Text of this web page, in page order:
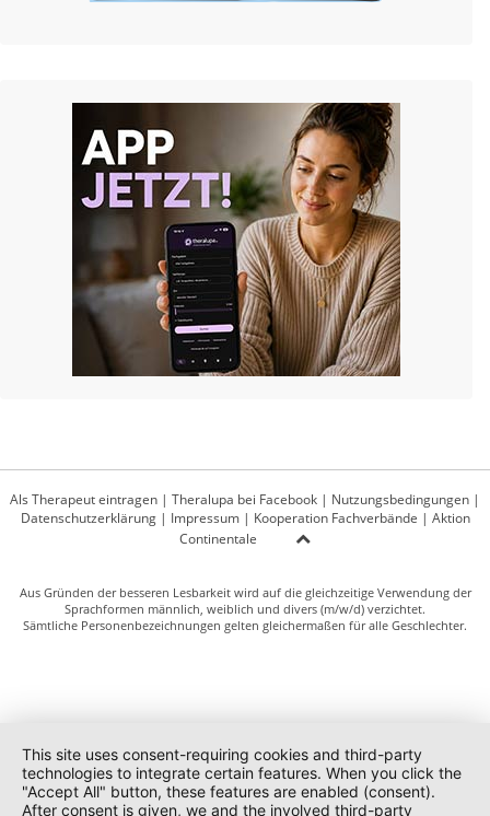
Als Therapeut eintragen | Theralupa bei Facebook | Nutzungsbedingungen |
Datenschutzerklärung| Impressum| Kooperation Fachverbände | Aktion
Continentale
Aus Gründen der besseren Lesbarkeit wird auf die gleichzeitige Verwendung der
Sprachformen männlich, weiblich und divers (m/w/d) verzichtet.
Sämtliche Personenbezeichnungen gelten gleichermaßen für alle Geschlechter.
This site uses consent-requiring cookies and third-party
technologies to integrate certain features. When you click the
"Accept All" button, these features are enabled (consent).
After consent is given, we and the involved third-party